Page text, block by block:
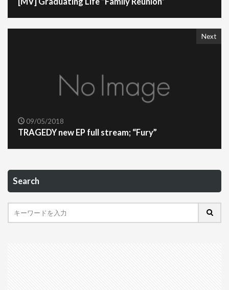
Next
09/05/2018
TRAGEDY new EP full stream; “Fury”
Search